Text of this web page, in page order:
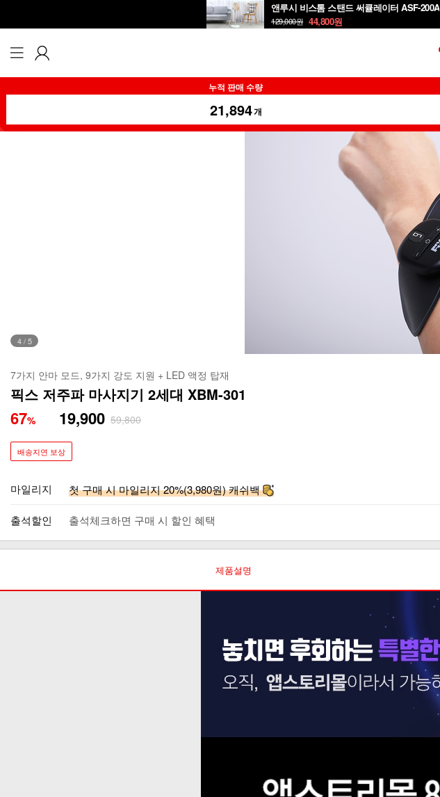
앤루시 비스톰 스탠드 써큘레이터 ASF-200A
129,000원 44,800원
누적 판매 수량
21,894개
4/5
7가지 안마 모드, 9가지 강도 지원 + LED 액정 탑재
픽스 저주파 마사지기 2세대 XBM-301
67% 19,900 59,800
배송지연 보상
마일리지 첫 구매 시 마일리지 20%(3,980원) 캐쉬백
출석할인 출석체크하면 구매 시 할인 혜택
제품설명